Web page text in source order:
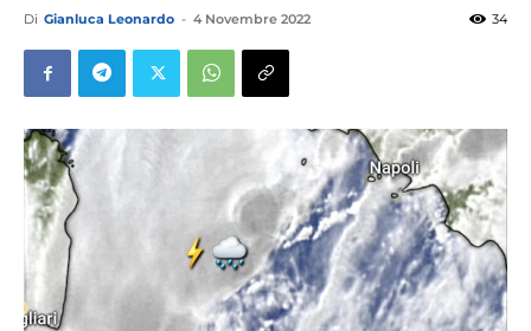
Di Gianluca Leonardo - 4 Novembre 2022 34